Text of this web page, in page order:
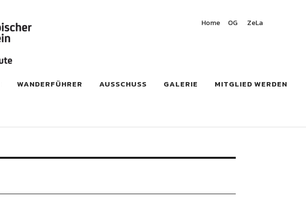
Home OG ZeLa
WANDERFÜHRER AUSSCHUSS GALERIE MITGLIED WERDEN